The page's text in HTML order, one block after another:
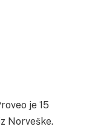
je 15
Norveške.